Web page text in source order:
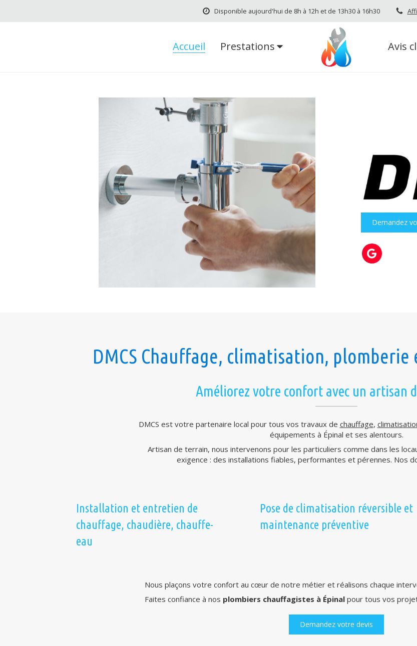
Disponible aujourd'hui de 8h à 12h et de 13h30 à 16h30
Accueil Prestations Avis
Demandez
DMCS Chauffage, climatisation, plomberie
Améliorez votre confort avec un artisan
DMCS est votre partenaire local pour tous vos travaux de chauffage,
équipements à Épinal et ses alentours.
Artisan de terrain, nous intervenons pour les particuliers comme dans les
exigence : des installations fiables, performantes et pérennes. Nos
Installation et entretien de
chauffage, chaudière, chauffe-
eau
Pose de climatisation réversible et
maintenance préventive
Nous plaçons votre confort au cœur de notre métier et réalisons chaque
Faites confiance à nos plombiers chauffagistes à Épinal pour tous vos
Demandez votre devis